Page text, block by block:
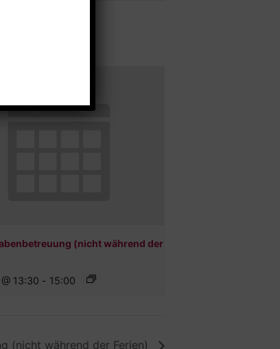
(nicht während der
13:30 - 15:00
(nicht während der Ferien)